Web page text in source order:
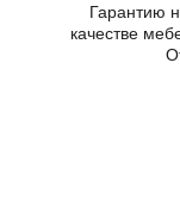
Гарантию
качестве